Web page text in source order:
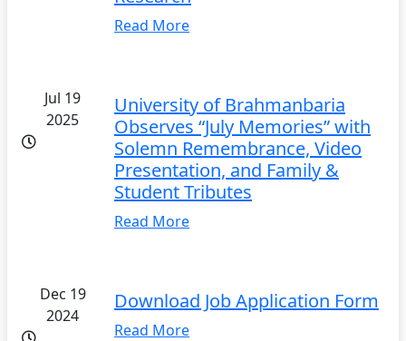
Read More
Jul 19
2025
University of Brahmanbaria
Observes “July Memories” with
Solemn Remembrance, Video
Presentation, and Family &
Student Tributes
Read More
Dec 19
2024
Download Job Application Form
Read More